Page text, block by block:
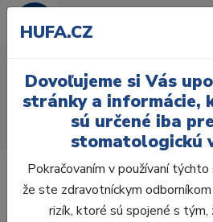
Úvod Ordinácia
Endodoncia
Koreňové výplňové materiály
S hydroxidom vápenatým
HUFA.CZ
Dovoľujeme si Vás
stránky a informácie,
sú určené iba
stomatologickú
Pokračovaním v používaní
že ste zdravotníckym
rizík, ktoré sú spojené s tým,